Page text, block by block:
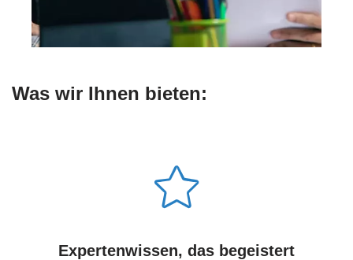
Was wir Ihnen bieten:
Expertenwissen, das begeistert